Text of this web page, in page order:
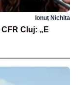
Ionuț Nichita
Cluj: „E